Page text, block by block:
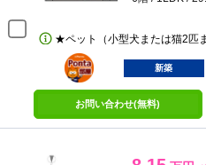
★ペット（小型犬または猫2匹
ポンタ
部屋
新築
お問い合わせ(無料)